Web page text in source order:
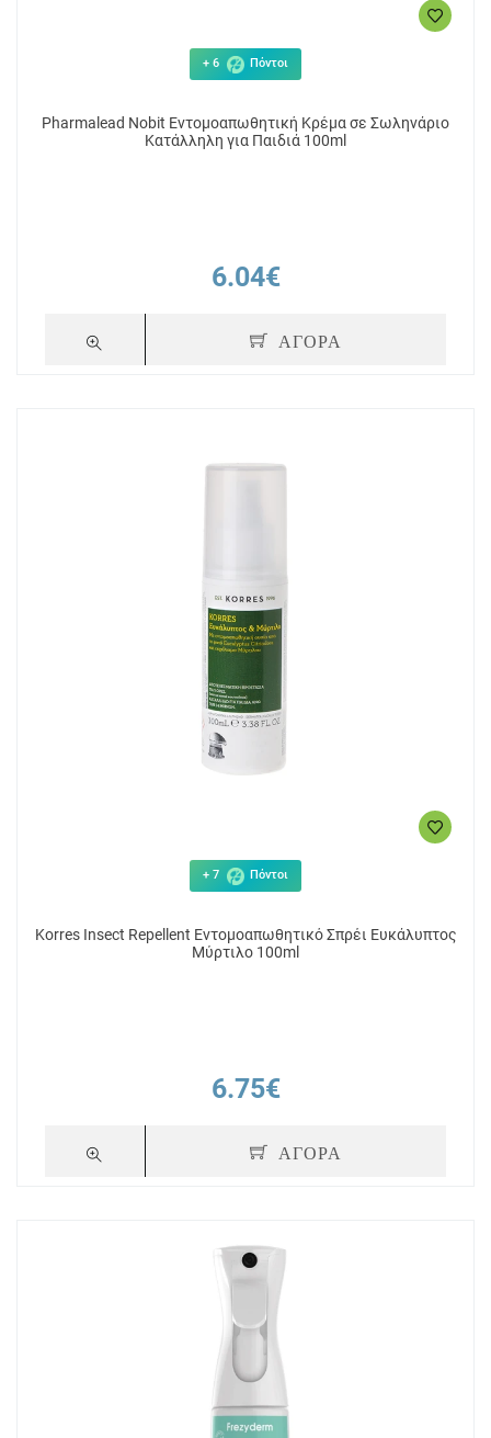
+ 6 Πόντοι
Pharmalead Nobit Εντομοαπωθητική Κρέμα σε Σωληνάριο
Κατάλληλη για Παιδιά 100ml
6.04€
ΑΓΟΡΑ
+ 7 Πόντοι
Korres Insect Repellent Εντομοαπωθητικό Σπρέι Ευκάλυπτος
Μύρτιλο 100ml
6.75€
ΑΓΟΡΑ